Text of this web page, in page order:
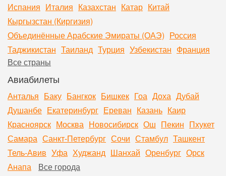
Испания Италия Казахстан Катар Китай
Кыргызстан (Киргизия)
Объединённые Арабские Эмираты (ОАЭ) Россия
Таджикистан Таиланд Турция Узбекистан Франция
Все страны
Авиабилеты
Анталья Баку Бангкок Бишкек Гоа Доха Дубай
Душанбе Екатеринбург Ереван Казань Каир
Красноярск Москва Новосибирск Ош Пекин Пхукет
Самара Санкт-Петербург Сочи Стамбул Ташкент
Тель-Авив Уфа Худжанд Шанхай Оренбург Орск
Анапа
Все города